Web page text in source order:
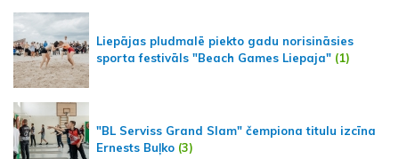
Liepājas pludmalē piekto gadu norisināsies
sporta festivāls "Beach Games Liepaja" (1)
"BL Serviss Grand Slam" čempiona titulu izcīna
Ernests Buļko (3)